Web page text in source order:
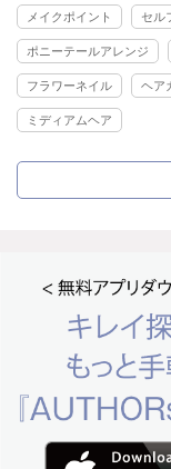
メイクポイント セル
ポニーテールアレンジ
フラワーネイル ヘア
ミディアムヘア